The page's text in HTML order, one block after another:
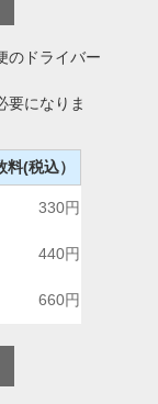
のドライバー
要になりま
(税込）
330円
440円
660円